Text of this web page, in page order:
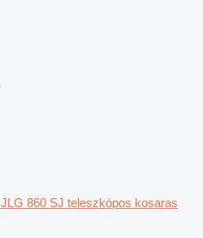
JLG 860 SJ teleszkópos kosaras